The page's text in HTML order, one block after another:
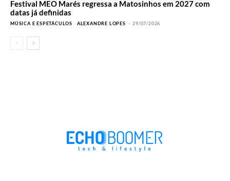
Festival MEO Marés regressa a Matosinhos em 2027 com
datas já definidas
MÚSICA E ESPETÁCULOS ALEXANDRE LOPES - 29/07/2026